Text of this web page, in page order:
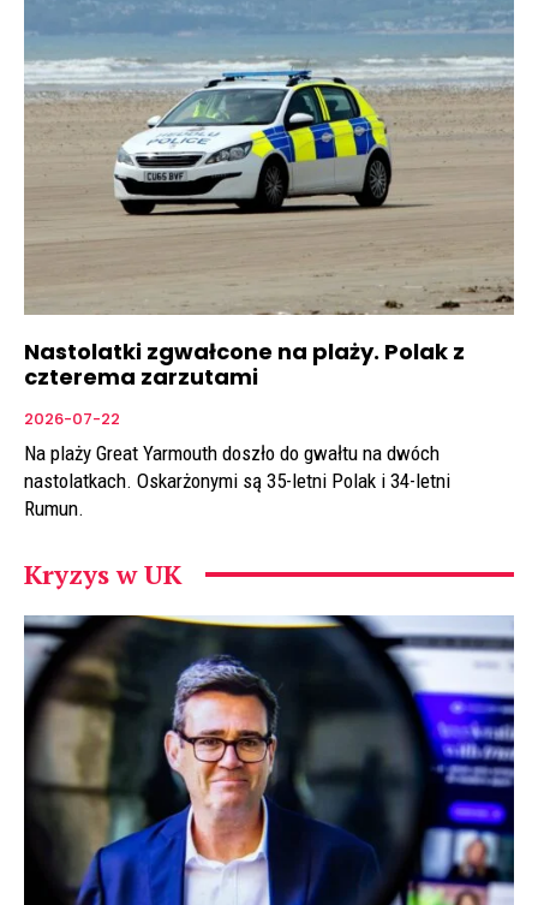
Nastolatki zgwałcone na plaży. Polak z
czterema zarzutami
2026-07-22
Na plaży Great Yarmouth doszło do gwałtu na dwóch
nastolatkach. Oskarżonymi są 35-letni Polak i 34-letni
Rumun.
Kryzys w UK